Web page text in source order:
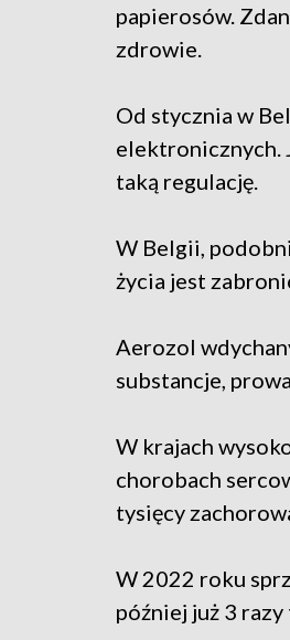
papierosów.
zdrowie.
Od stycznia w
elektronicznych.
taką regulację.
W Belgii,
życia jest
Aerozol
substancje,
W krajach
chorobach
tysięcy
W 2022 roku
później już 3 razy